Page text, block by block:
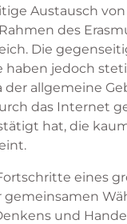
Austausch
des
Die
haben jedoch
allgemeine
das Internet
hat, die
eines
gemeinsamen
und